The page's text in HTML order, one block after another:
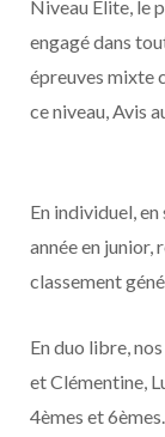
Niveau Elite, le
engagé dans
épreuves mixte
ce niveau, Avis
En individuel,
année en junior,
classement
En duo libre,
et Clémentine,
4èmes et 6èmes.